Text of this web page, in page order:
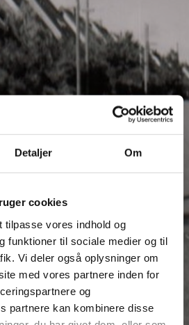
Detaljer Om
cookies
tilpasse vores indhold og
funktioner til sociale medier og til
Vi deler også oplysninger om
med vores partnere inden for
og
partnere kan kombinere disse